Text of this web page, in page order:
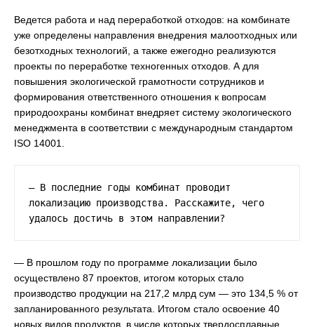
Ведется работа и над переработкой отходов: на комбинате
уже определены направления внедрения малоотходных или
безотходных технологий, а также ежегодно реализуются
проекты по переработке техногенных отходов. А для
повышения экологической грамотности сотрудников и
формирования ответственного отношения к вопросам
природоохраны комбинат внедряет систему экологического
менеджмента в соответствии с международным стандартом
ISO 14001.
— В последние годы комбинат проводит
локализацию производства. Расскажите, чего
удалось достичь в этом направлении?
— В прошлом году по программе локализации было
осуществлено 87 проектов, итогом которых стало
производство продукции на 217,2 млрд сум — это 134,5 % от
запланированного результата. Итогом стало освоение 40
новых видов продуктов, в числе которых твердосплавные